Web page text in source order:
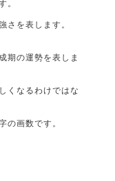
。
さを表します。
期の運勢を表しま
くなるわけではな
の画数です。